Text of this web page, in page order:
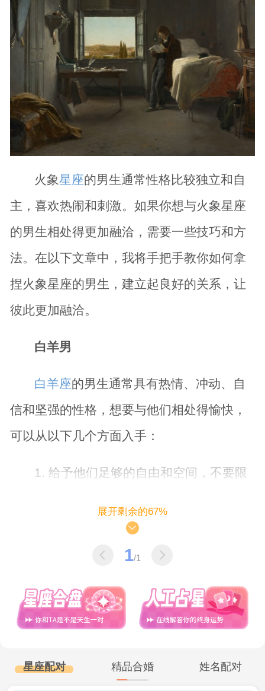
火象星座的男生通常性格比较独立和自
主，喜欢热闹和刺激。如果你想与火象星座
的男生相处得更加融洽，需要一些技巧和方
法。在以下文章中，我将手把手教你如何拿
捏火象星座的男生，建立起良好的关系，让
彼此更加融洽。
白羊男
白羊座的男生通常具有热情、冲动、自
信和坚强的性格，想要与他们相处得愉快，
可以从以下几个方面入手：
1. 给予他们足够的自由和空间，不要限
2. 学会倾听和理解他们的想法和意见，
给予他们尊重和支持。
3. 在与他们交往时，保持积极的态度和
热情，让他们感受到你的活力和热情。
4. 不要让他们感到压力和负担，要尽量
展开剩余的67%
1/1
星座配对 精品合婚 姓名配对